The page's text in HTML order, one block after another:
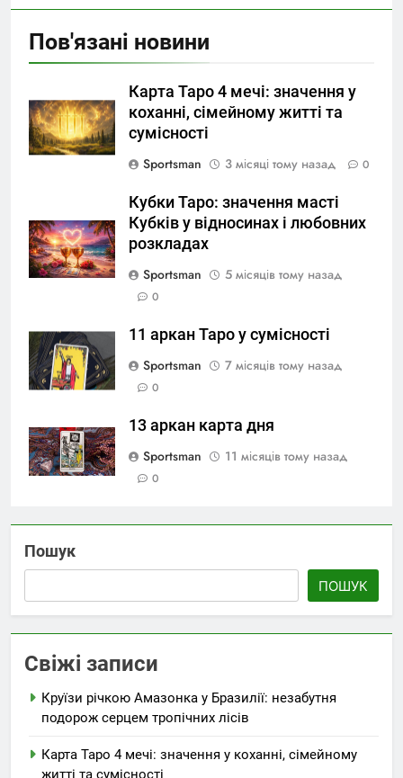
Пов'язані новини
Карта Таро 4 мечі: значення у
коханні, сімейному житті та
сумісності
Sportsman
3 місяці тому назад 0
Кубки Таро: значення масті
Кубків у відносинах і любовних
розкладах
Sportsman
5 місяців тому назад
0
11 аркан Таро у сумісності
Sportsman
7 місяців тому назад
0
13 аркан карта дня
Sportsman
11 місяців тому назад
0
Пошук
ПОШУК
Свіжі записи
Круїзи річкою Амазонка у Бразилії: незабутня
подорож серцем тропічних лісів
Карта Таро 4 мечі: значення у коханні, сімейному
житті та сумісності